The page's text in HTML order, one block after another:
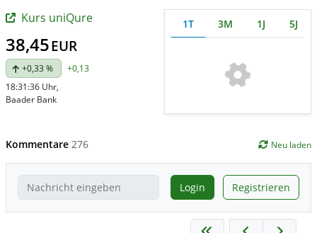
Kurs uniQure
38,45EUR
+0,33 %
+0,13
18:31:36 Uhr,
Baader Bank
1T 3M 1J 5J
Kommentare 276 Neu laden
Login Registrieren